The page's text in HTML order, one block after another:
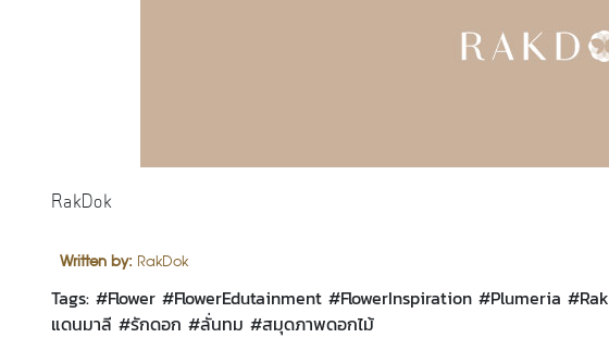
RakDok
Written by: RakDok
Tags: #Flower #FlowerEdutainment #FlowerInspiration #Plumeria #
แดนมาลี #รักดอก #ลั่นทม #สมุดภาพดอกไม้